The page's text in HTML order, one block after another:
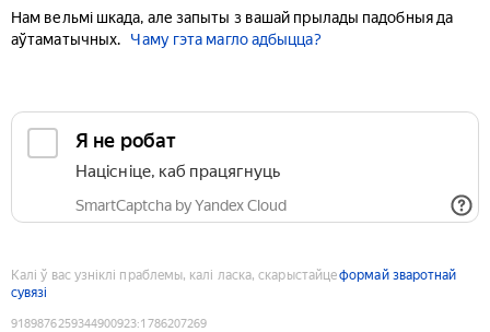
Нам вельмі шкада, але запыты з вашай прылады падобныя да
аўтаматычных.
Чаму гэта магло адбыцца?
Я не робат
Націсніце, каб працягнуць
SmartCaptcha by Yandex Cloud
Калі ў вас узніклі праблемы, калі ласка, скарыстайцеформай зваротнай
сувязі
9189876259344900923:1786207269